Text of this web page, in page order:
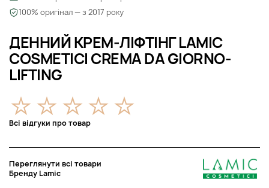
ДЕННИЙ КРЕМ-ЛІФТІНГ LAMIC
COSMETICI CREMA DA GIORNO-
LIFTING
Всі відгуки про товар
Переглянути всі товари
Бренду Lamic
100% оригінал — з 2017 року